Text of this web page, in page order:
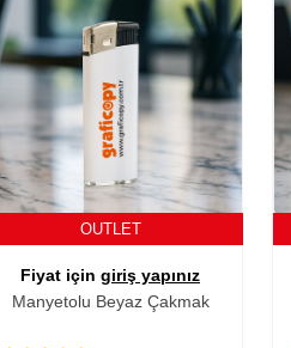
OUTLET
Fiyat için giriş yapınız
Manyetolu Beyaz Çakmak